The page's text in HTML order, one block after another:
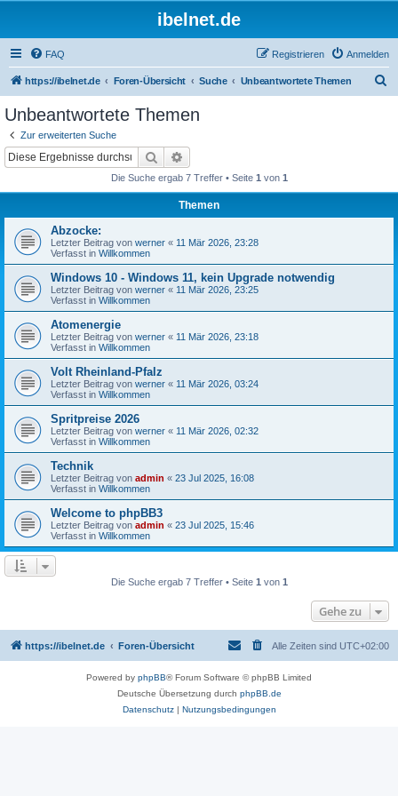
ibelnet.de
FAQ Anmelden
Registrieren
https://ibelnet.de Foren-Übersicht Suche Unbeantwortete Themen
Unbeantwortete Themen
Zur erweiterten Suche
Suche
Die Suche ergab 7 Treffer • Seite 1 von 1
Themen
Abzocke:
Letzter Beitrag von werner « 11 Mär 2026, 23:28
Verfasst in Willkommen
Windows 10 - Windows 11, kein Upgrade notwendig
Letzter Beitrag von werner « 11 Mär 2026, 23:25
Verfasst in Willkommen
Atomenergie
Letzter Beitrag von werner « 11 Mär 2026, 23:18
Verfasst in Willkommen
Volt Rheinland-Pfalz
Letzter Beitrag von werner « 11 Mär 2026, 03:24
Verfasst in Willkommen
Spritpreise 2026
Letzter Beitrag von werner « 11 Mär 2026, 02:32
Verfasst in Willkommen
Technik
Letzter Beitrag von admin « 23 Jul 2025, 16:08
Verfasst in Willkommen
Welcome to phpBB3
Letzter Beitrag von admin « 23 Jul 2025, 15:46
Verfasst in Willkommen
Die Suche ergab 7 Treffer • Seite 1 von 1
Gehe zu
https://ibelnet.de Foren-Übersicht Alle Zeiten sind UTC+02:00
Powered by phpBB® Forum Software © phpBB Limited
Deutsche Übersetzung durch phpBB.de
Datenschutz| Nutzungsbedingungen